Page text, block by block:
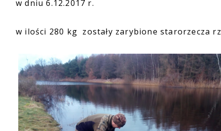
w dniu 6.12.2017 r.
w ilości 280 kg zostały zarybione starorzecza